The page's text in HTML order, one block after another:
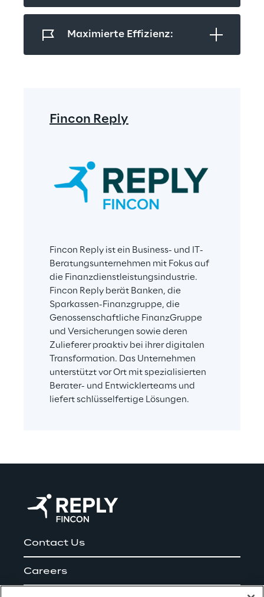
Maximierte Effizienz:
Fincon Reply
Fincon Reply ist ein Business- und IT-
Beratungsunternehmen mit Fokus auf
die Finanzdienstleistungsindustrie.
Fincon Reply berät Banken, die
Sparkassen-Finanzgruppe, die
Genossenschaftliche FinanzGruppe
und Versicherungen sowie deren
Zulieferer proaktiv bei ihrer digitalen
Transformation. Das Unternehmen
unterstützt vor Ort mit spezialisierten
Berater- und Entwicklerteams und
liefert schlüsselfertige Lösungen.
Contact Us
Careers